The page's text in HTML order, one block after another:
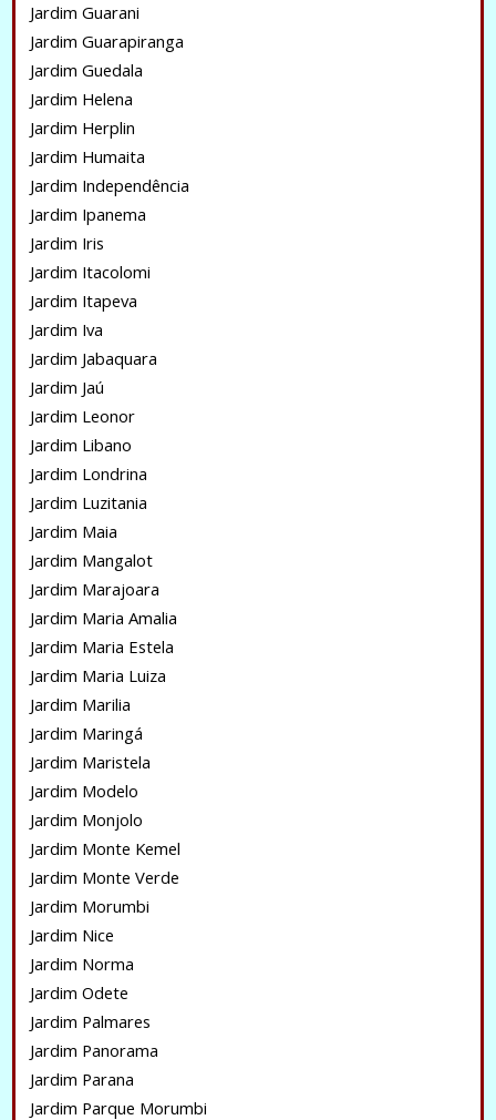
Jardim Guarani
Jardim Guarapiranga
Jardim Guedala
Jardim Helena
Jardim Herplin
Jardim Humaita
Jardim Independência
Jardim Ipanema
Jardim Iris
Jardim Itacolomi
Jardim Itapeva
Jardim Iva
Jardim Jabaquara
Jardim Jaú
Jardim Leonor
Jardim Libano
Jardim Londrina
Jardim Luzitania
Jardim Maia
Jardim Mangalot
Jardim Marajoara
Jardim Maria Amalia
Jardim Maria Estela
Jardim Maria Luiza
Jardim Marilia
Jardim Maringá
Jardim Maristela
Jardim Modelo
Jardim Monjolo
Jardim Monte Kemel
Jardim Monte Verde
Jardim Morumbi
Jardim Nice
Jardim Norma
Jardim Odete
Jardim Palmares
Jardim Panorama
Jardim Parana
Jardim Parque Morumbi